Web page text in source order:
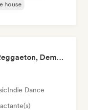
house
Latin Club Nights 🔥 Reggaeton, Dembow & Latin House
Indie Dance